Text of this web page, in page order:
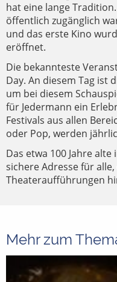
hat eine lange
öffentlich zugänglich
und das erste Kino
eröffnet.
Die bekannteste
Day. An diesem Tag ist
um bei diesem
für Jedermann ein
Festivals aus allen
oder Pop, werden
Das etwa 100 Jahre
sichere Adresse für
Theateraufführungen
Mehr zum